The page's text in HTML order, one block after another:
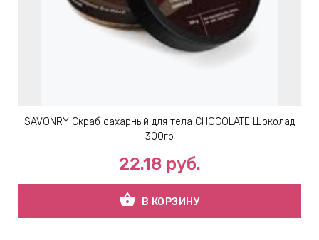
SAVONRY Скраб сахарный для тела CHOCOLATE Шоколад
300гр
22.18 руб.
shopping_basket В КОРЗИНУ